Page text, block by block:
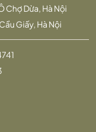
Chợ Dừa, Hà Nội
Giấy, Hà Nội